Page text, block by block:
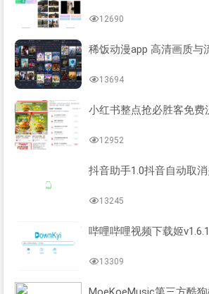
12690
稀饭动漫app 高清画质与
13694
小红书整点抢必胜客免费
12952
抖音助手1.0抖音自动取
13245
哔哩哔哩视频下载姬v1.6.1
13309